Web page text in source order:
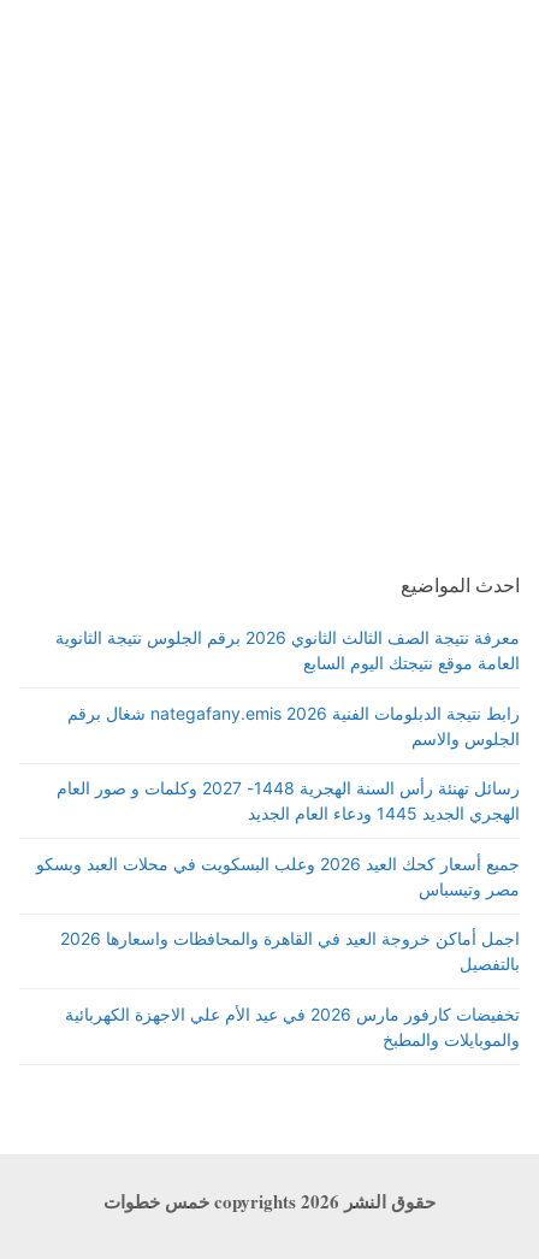
احدث المواضيع
معرفة نتيجة الصف الثالث الثانوي 2026 برقم الجلوس نتيجة الثانوية
العامة موقع نتيجتك اليوم السابع
رابط نتيجة الدبلومات الفنية 2026 nategafany.emis شغال برقم
الجلوس والاسم
رسائل تهنئة رأس السنة الهجرية 1448- 2027 وكلمات و صور العام
الهجري الجديد 1445 ودعاء العام الجديد
جميع أسعار كحك العيد 2026 وعلب البسكويت في محلات العبد وبسكو
مصر وتيسباس
اجمل أماكن خروجة العيد في القاهرة والمحافظات واسعارها 2026
بالتفصيل
تخفيضات كارفور مارس 2026 في عيد الأم علي الاجهزة الكهربائية
والموبايلات والمطبخ
حقوق النشر copyrights 2026 خمس خطوات